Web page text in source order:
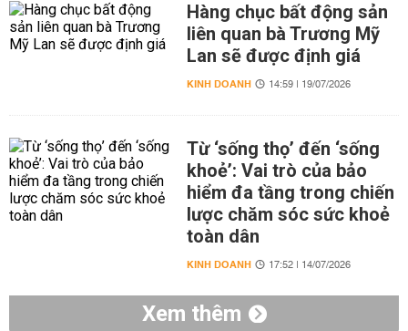
Hàng chục bất động sản
liên quan bà Trương Mỹ
Lan sẽ được định giá
KINH DOANH 14:59 | 19/07/2026
Từ ‘sống thọ’ đến ‘sống
khoẻ’: Vai trò của bảo
hiểm đa tầng trong chiến
lược chăm sóc sức khoẻ
toàn dân
KINH DOANH 17:52 | 14/07/2026
Xem thêm